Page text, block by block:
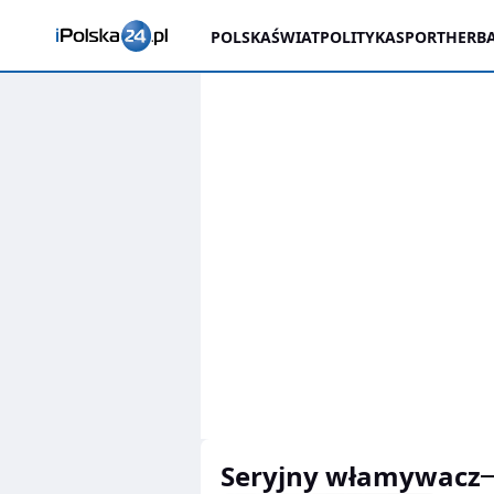
POLSKAŚWIATPOLITYKASPORT
seryjny włamywacz